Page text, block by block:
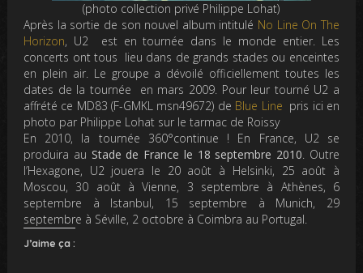
(photo collection privé Philippe Lohat)
Après la sortie de son nouvel album intitulé No Line On The
Horizon, U2 est en tournée dans le monde entier. Les
concerts ont tous lieu dans de grands stades ou enceintes
en plein air. Le groupe a dévoilé officiellement toutes les
dates de la tournée en mars 2009. Pour leur tourné U2 a
affrété ce MD83 (F-GMKL msn49672) de Blue Line pris ici en
photo par Philippe Lohat sur le tarmac de Roissy
En 2010, la tournée 360°continue ! En France, U2 se
produira au Stade de France le 18 septembre 2010. Outre
l’Hexagone, U2 jouera le 20 août à Helsinki, 25 août à
Moscou, 30 août à Vienne, 3 septembre à Athènes, 6
septembre à Istanbul, 15 septembre à Munich, 29
septembre à Séville, 2 octobre à Coimbra au Portugal.
J’aime ça :